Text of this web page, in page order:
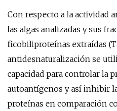
Con respecto a la actividad
las algas analizadas y sus
ficobiliproteínas extraídas
antidesnaturalización se
capacidad para controlar la
autoantígenos y así inhibir
proteínas en comparación